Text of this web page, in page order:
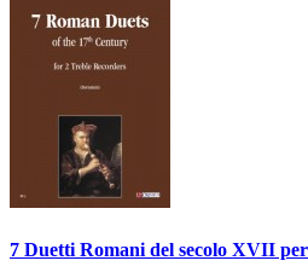
7 Duetti Romani del secolo XVII